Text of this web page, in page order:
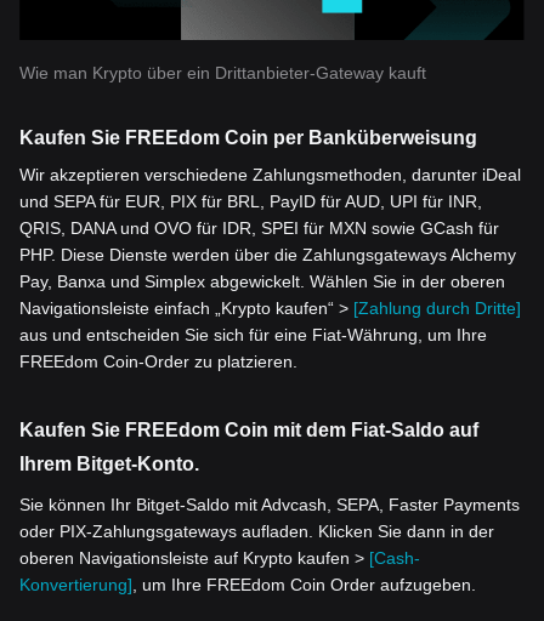
Wie man Krypto über ein Drittanbieter-Gateway kauft
Kaufen Sie FREEdom Coin per Banküberweisung
Wir akzeptieren verschiedene Zahlungsmethoden, darunter iDeal
und SEPA für EUR, PIX für BRL, PayID für AUD, UPI für INR,
QRIS, DANA und OVO für IDR, SPEI für MXN sowie GCash für
PHP. Diese Dienste werden über die Zahlungsgateways Alchemy
Pay, Banxa und Simplex abgewickelt. Wählen Sie in der oberen
Navigationsleiste einfach „Krypto kaufen“ > [Zahlung durch Dritte]
aus und entscheiden Sie sich für eine Fiat-Währung, um Ihre
FREEdom Coin-Order zu platzieren.
Kaufen Sie FREEdom Coin mit dem Fiat-Saldo auf
Ihrem Bitget-Konto.
Sie können Ihr Bitget-Saldo mit Advcash, SEPA, Faster Payments
oder PIX-Zahlungsgateways aufladen. Klicken Sie dann in der
oberen Navigationsleiste auf Krypto kaufen > [Cash-
Konvertierung], um Ihre FREEdom Coin Order aufzugeben.